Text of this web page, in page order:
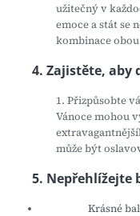
užitečný v
emoce a stát se
kombinace
4. Zajistěte, aby
1. Přizpůsobte
Vánoce mohou
může být
5. Nepřehlížejte
Krásné